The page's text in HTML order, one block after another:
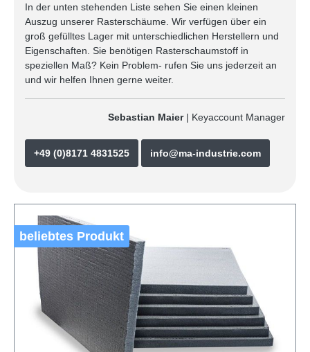
In der unten stehenden Liste sehen Sie einen kleinen
Auszug unserer Rasterschäume. Wir verfügen über ein
groß gefülltes Lager mit unterschiedlichen Herstellern und
Eigenschaften. Sie benötigen Rasterschaumstoff in
speziellen Maß? Kein Problem- rufen Sie uns jederzeit an
und wir helfen Ihnen gerne weiter.
Sebastian Maier | Keyaccount Manager
+49 (0)8171 4831525 info@ma-industrie.com
beliebtes Produkt